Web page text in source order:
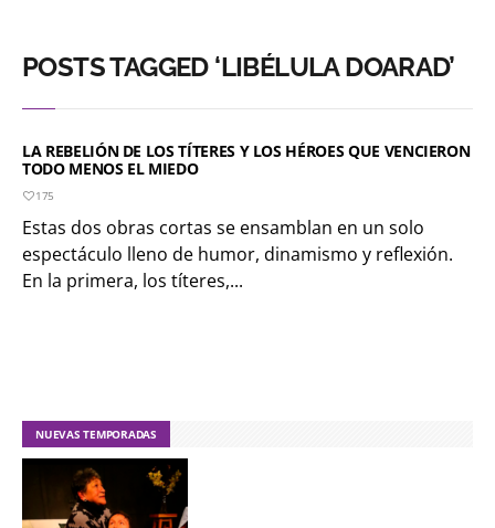
POSTS TAGGED ‘LIBÉLULA DOARAD’
LA REBELIÓN DE LOS TÍTERES Y LOS HÉROES QUE VENCIERON
TODO MENOS EL MIEDO
175
Estas dos obras cortas se ensamblan en un solo
espectáculo lleno de humor, dinamismo y reflexión.
En la primera, los títeres,...
NUEVAS TEMPORADAS